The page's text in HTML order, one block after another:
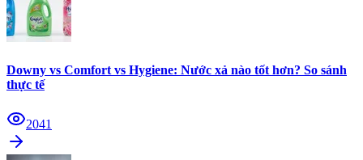
Downy vs Comfort vs Hygiene: Nước xả nào tốt hơn? So sánh
thực tế
2041